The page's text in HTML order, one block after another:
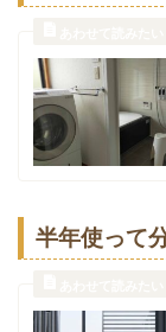
半年使って